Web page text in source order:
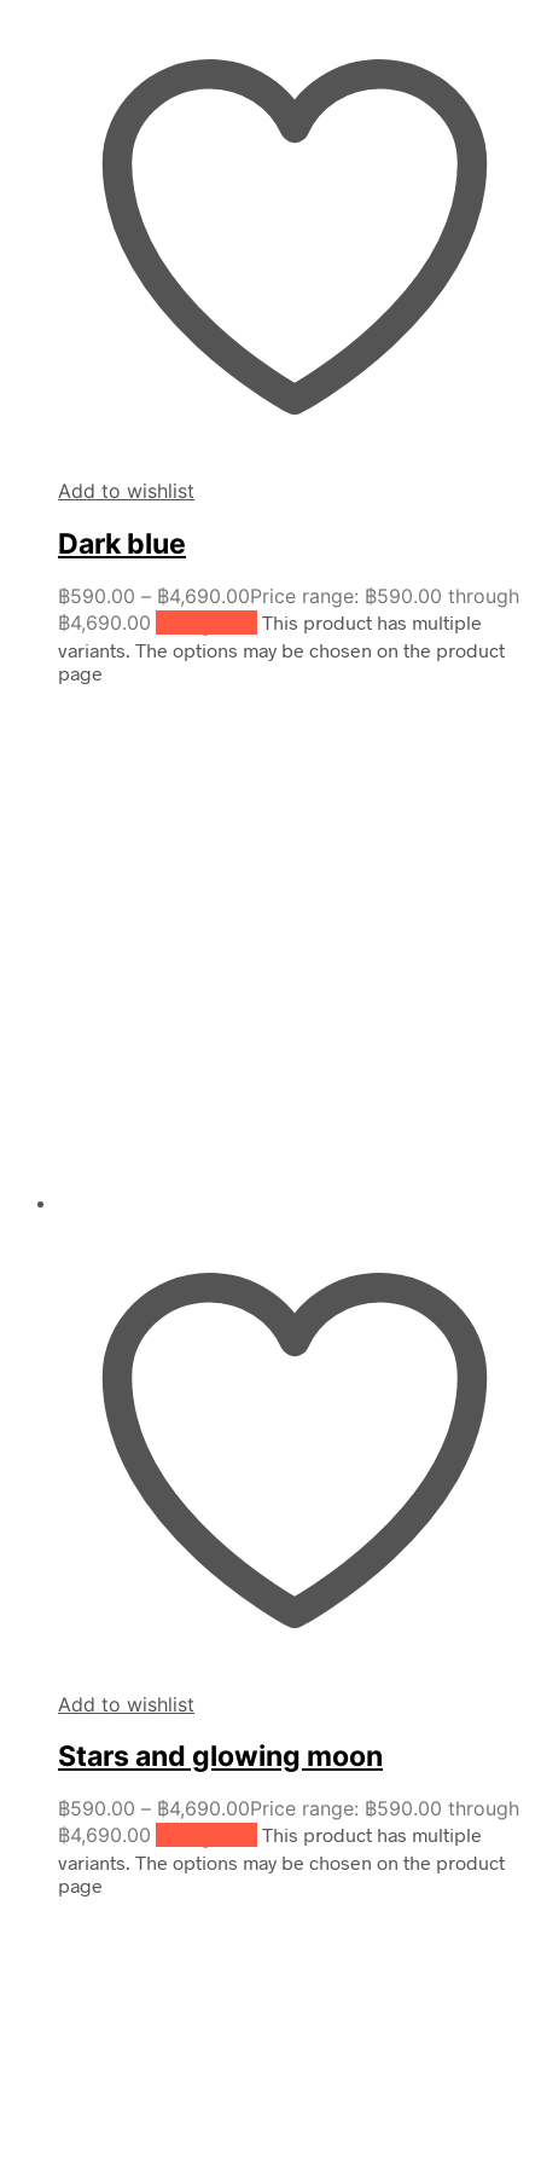
Add to wishlist
Dark blue
฿590.00 – ฿4,690.00Price range: ฿590.00 through
฿4,690.00
This product has multiple
variants. The options may be chosen on the product
page
Add to wishlist
Stars and glowing moon
฿590.00 – ฿4,690.00Price range: ฿590.00 through
฿4,690.00
This product has multiple
variants. The options may be chosen on the product
page